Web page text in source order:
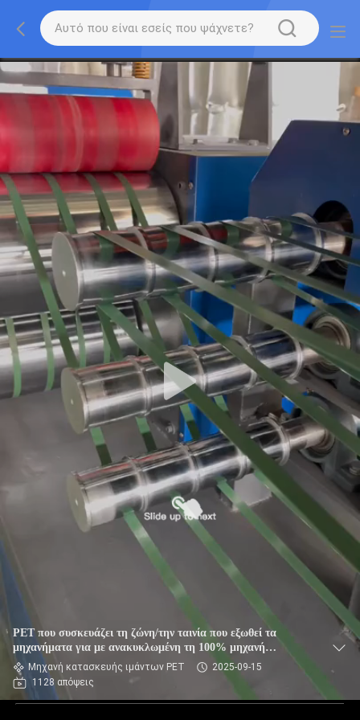
PET που συσκευάζει τη ζώνη/την ταινία που εξωθεί τα
μηχανήματα για με ανακυκλωμένη τη 100% μηχανή
συσκευασίας νιφάδων μπουκαλιών πλήρως αυτόματη
Μηχανή κατασκευής ιμάντων PET
2025-09-15
1128 απόψεις